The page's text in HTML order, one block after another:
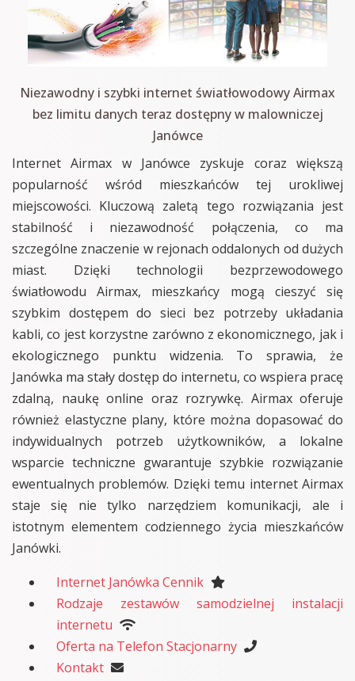
Niezawodny i szybki internet światłowodowy Airmax
bez limitu danych teraz dostępny w malowniczej
Janówce
Internet Airmax w Janówce zyskuje coraz większą
popularność wśród mieszkańców tej urokliwej
miejscowości. Kluczową zaletą tego rozwiązania jest
stabilność i niezawodność połączenia, co ma
szczególne znaczenie w rejonach oddalonych od dużych
miast. Dzięki technologii bezprzewodowego
światłowodu Airmax, mieszkańcy mogą cieszyć się
szybkim dostępem do sieci bez potrzeby układania
kabli, co jest korzystne zarówno z ekonomicznego, jak i
ekologicznego punktu widzenia. To sprawia, że
Janówka ma stały dostęp do internetu, co wspiera pracę
zdalną, naukę online oraz rozrywkę. Airmax oferuje
również elastyczne plany, które można dopasować do
indywidualnych potrzeb użytkowników, a lokalne
wsparcie techniczne gwarantuje szybkie rozwiązanie
ewentualnych problemów. Dzięki temu internet Airmax
staje się nie tylko narzędziem komunikacji, ale i
istotnym elementem codziennego życia mieszkańców
Janówki.
Internet Janówka Cennik
Rodzaje zestawów samodzielnej instalacji
internetu
Oferta na Telefon Stacjonarny
Kontakt